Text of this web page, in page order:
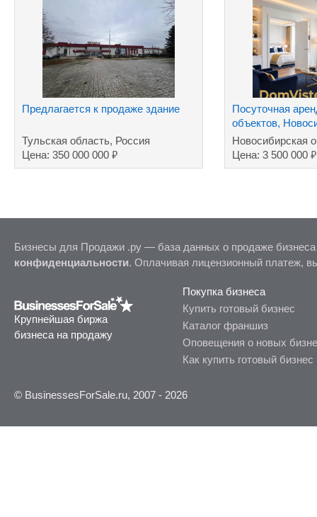
Предлагается к продаже здание
Тульская область, Россия
Цена: 350 000 000 ₽
Посуточная
объектов,
Новосибирская
Цена: 3 500 000₽
Бизнесы для Продажи .ру — база данных о продаже
конфиденциальности. Оплачивая лицензионный платеж,
Крупнейшая биржа
бизнеса на продажу
Покупка бизнеса
Купить готовый бизнес
Каталог франшиз
Оповещения о новых
Как купить готовый бизнес
© BusinessesForSale.ru, 2007 - 2026